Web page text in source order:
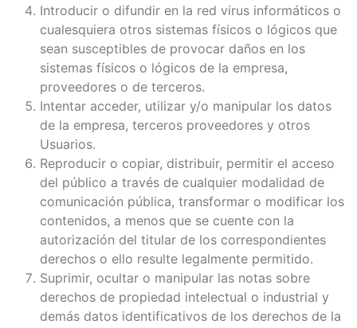
Introducir o difundir en la red virus informáticos o
cualesquiera otros sistemas físicos o lógicos que
sean susceptibles de provocar daños en los
sistemas físicos o lógicos de la empresa,
proveedores o de terceros.
Intentar acceder, utilizar y/o manipular los datos
de la empresa, terceros proveedores y otros
Usuarios.
Reproducir o copiar, distribuir, permitir el acceso
del público a través de cualquier modalidad de
comunicación pública, transformar o modificar los
contenidos, a menos que se cuente con la
autorización del titular de los correspondientes
derechos o ello resulte legalmente permitido.
Suprimir, ocultar o manipular las notas sobre
derechos de propiedad intelectual o industrial y
demás datos identificativos de los derechos de la